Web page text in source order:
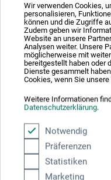
Wir verwenden Cookies,
personalisieren,
können und die Zugriffe
Zudem geben wir
Website an unsere
Analysen weiter. Unsere
möglicherweise mit
bereitgestellt haben oder
Dienste gesammelt
Cookies, wenn Sie
Weitere Informationen
Datenschutzerklärung.
Notwendig
Präferenzen
Statistiken
Marketing